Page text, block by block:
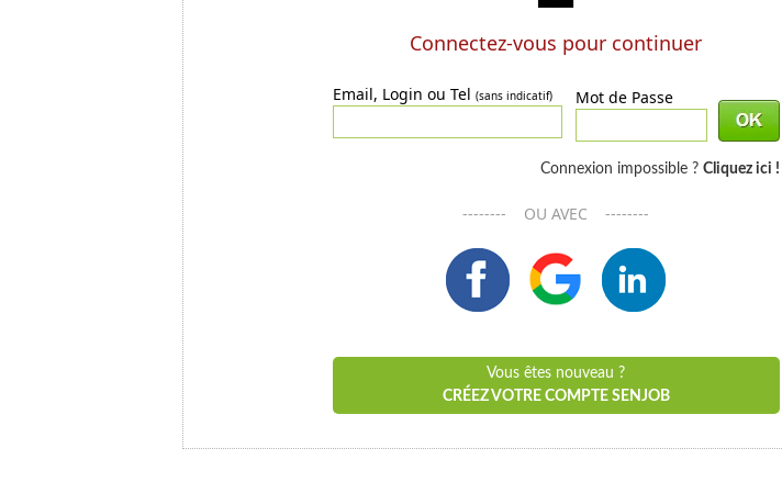
Connectez-vous pour continuer
Email, Login ou Tel (sans indicatif) Mot de Passe
Connexion impossible ? Cliquez ici !
-------- OU AVEC --------
Vous êtes nouveau ?
CRÉEZ VOTRE COMPTE SENJOB